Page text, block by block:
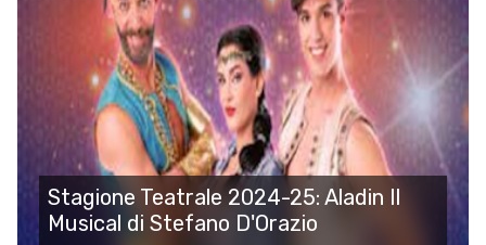
Stagione Teatrale 2024-25: Aladin Il
Musical di Stefano D'Orazio